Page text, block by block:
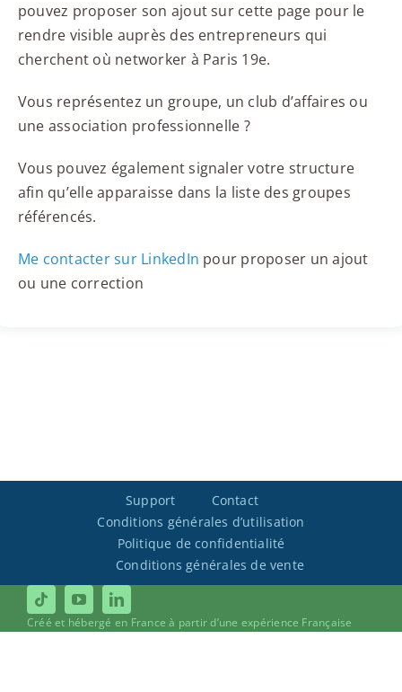
pouvez proposer son ajout sur cette page pour le
rendre visible auprès des entrepreneurs qui
cherchent où networker à Paris 19e.
Vous représentez un groupe, un club d’affaires ou
une association professionnelle ?
Vous pouvez également signaler votre structure
afin qu’elle apparaisse dans la liste des groupes
référencés.
Me contacter sur LinkedIn pour proposer un ajout
ou une correction
Support
Contact
Conditions générales d’utilisation
Politique de confidentialité
Conditions générales de vente
Créé et hébergé en France à partir d’une expérience Française